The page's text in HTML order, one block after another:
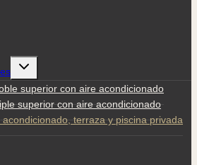
Alternar
hijosuperior con aire acondicionado
superior con aire acondicionado
acondicionado, terraza y piscina privada